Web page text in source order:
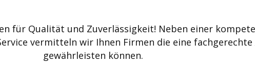
für Qualität und Zuverlässigkeit! Neben einer
vermitteln wir Ihnen Firmen die eine
gewährleisten können.